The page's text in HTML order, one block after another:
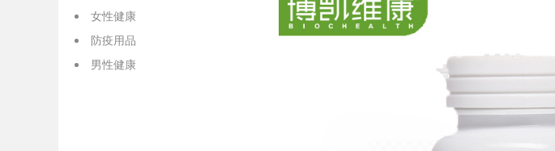
女性健康
防疫用品
男性健康